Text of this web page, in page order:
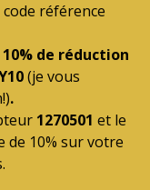
code référence
10% de réduction
(je vous
.
1270501 et le
de 10% sur votre